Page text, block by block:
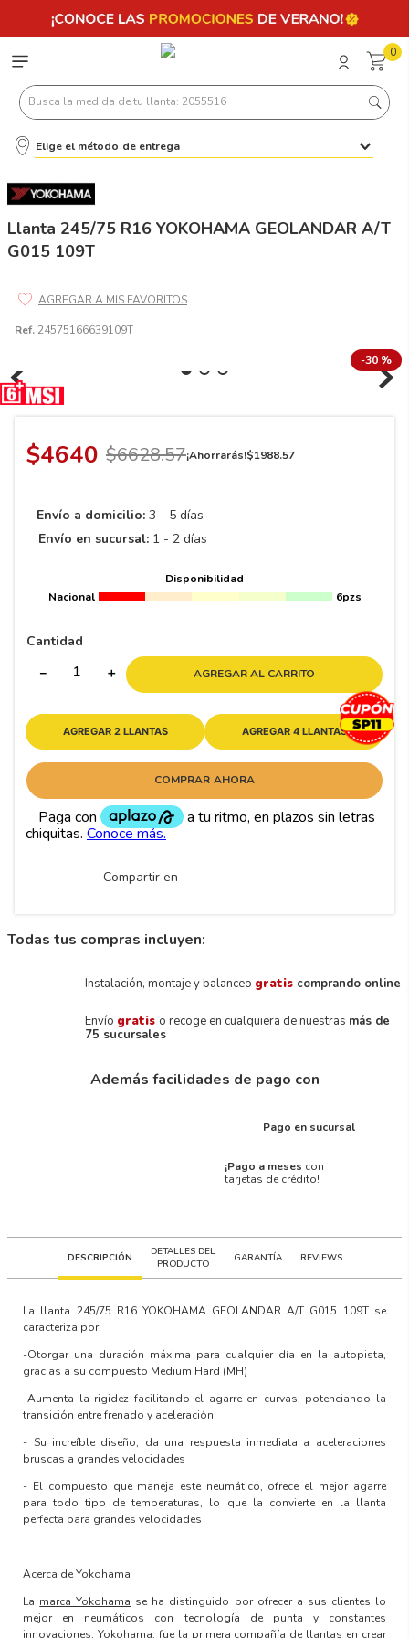
0
Busca la medida de tu llanta: 2055516
Elige el método de entrega
Llanta 245/75 R16 YOKOHAMA GEOLANDAR A/T
G015 109T
Ref. 24575166639109T
-30 %
$4640 $6628.57¡Ahorrarás!$1988.57
Envío a domicilio: 3 - 5 días
Envío en sucursal: 1 - 2 días
Disponibilidad
Nacional
6pzs
Cantidad
＋
－ AGREGAR AL CARRITO
AGREGAR 2 LLANTAS AGREGAR 4 LLANTAS
COMPRAR AHORA
Compartir en
Todas tus compras incluyen:
Instalación, montaje y balanceo gratis comprando online
Envío gratis o recoge en cualquiera de nuestras más de
75 sucursales
Además facilidades de pago con
Pago en sucursal
¡Pago a meses con
tarjetas de crédito!
DESCRIPCIÓN
DETALLES DEL
PRODUCTO
GARANTÍA REVIEWS
La llanta 245/75 R16 YOKOHAMA GEOLANDAR A/T G015 109T se
caracteriza por:
-Otorgar una duración máxima para cualquier día en la autopista,
gracias a su compuesto Medium Hard (MH)
-Aumenta la rigidez facilitando el agarre en curvas, potenciando la
transición entre frenado y aceleración
- Su increíble diseño, da una respuesta inmediata a aceleraciones
bruscas a grandes velocidades
- El compuesto que maneja este neumático, ofrece el mejor agarre
para todo tipo de temperaturas, lo que la convierte en la llanta
perfecta para grandes velocidades
Acerca de Yokohama
La marca Yokohama se ha distinguido por ofrecer a sus clientes lo
mejor en neumáticos con tecnología de punta y constantes
innovaciones. Yokohama, fue la primera compañía de llantas en crear
Términos más buscados
7 245